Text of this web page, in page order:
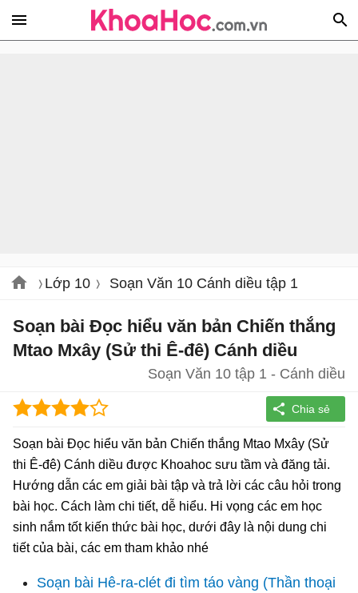
Lớp 10 Soạn Văn 10 Cánh diều tập 1
Soạn bài Đọc hiểu văn bản Chiến thắng
Mtao Mxây (Sử thi Ê-đê) Cánh diều
Soạn Văn 10 tập 1 - Cánh diều
Soạn bài Đọc hiểu văn bản Chiến thắng Mtao Mxây (Sử
thi Ê-đê) Cánh diều được Khoahoc sưu tầm và đăng tải.
Hướng dẫn các em giải bài tập và trả lời các câu hỏi trong
bài học. Cách làm chi tiết, dễ hiểu. Hi vọng các em học
sinh nắm tốt kiến thức bài học, dưới đây là nội dung chi
tiết của bài, các em tham khảo nhé
Soạn bài Hê-ra-clét đi tìm táo vàng (Thần thoại